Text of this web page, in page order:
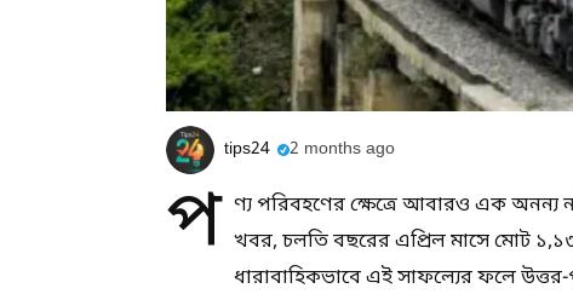
tips24 2 months ago
প ণ্য পরিবহণের ক্ষেত্রে আবারও এক অনন্য
খবর, চলতি বছরের এপ্রিল মাসে মোট
ধারাবাহিকভাবে এই সাফল্যের ফলে